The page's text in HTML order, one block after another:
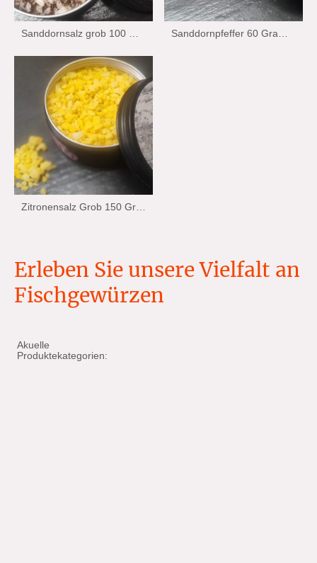
Zitronensalz Grob 150 Gramm Wiechman Stralsund Edition
Erleben Sie unsere Vielfalt an
Fischgewürzen
Akuelle
Produktekategorien: